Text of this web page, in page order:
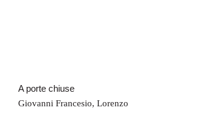
A porte chiuse
Giovanni Francesio, Lorenzo